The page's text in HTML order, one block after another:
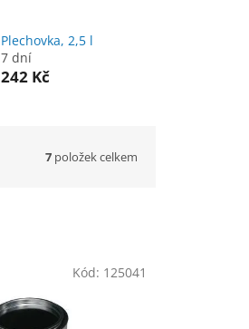
Plechovka, 2,5 l
7 dní
242 Kč
7 položek celkem
Kód: 125041